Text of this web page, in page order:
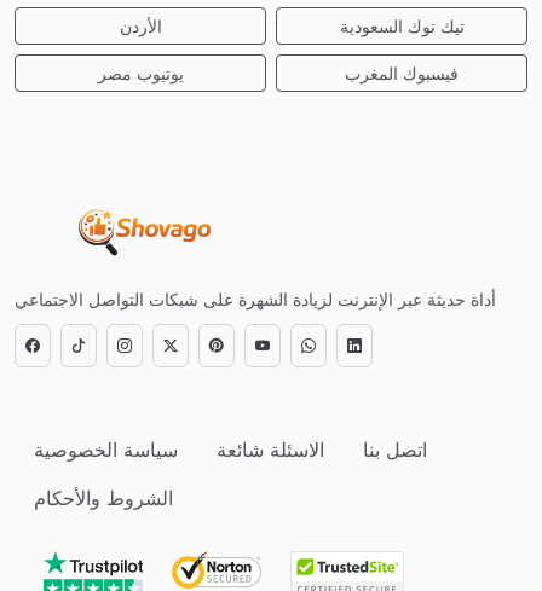
الأردن تيك توك السعودية
يوتيوب مصر فيسبوك المغرب
أداة حديثة عبر الإنترنت لزيادة الشهرة على شبكات التواصل الاجتماعي
سياسة الخصوصية الاسئلة شائعة
اتصل بنا
الشروط والأحكام